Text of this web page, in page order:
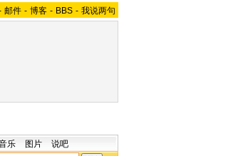
邮件 - 博客 - BBS - 我说两句
乐 图片 说吧